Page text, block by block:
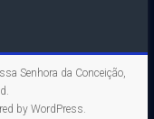
Senhora da Conceição,
by WordPress